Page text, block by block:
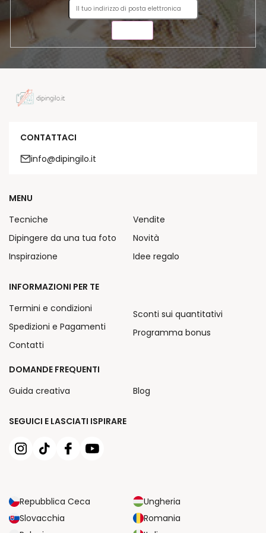
CONTATTACI
info@dipingilo.it
SEGUICI E LASCIATI ISPIRARE
Repubblica Ceca
Ungheria
Slovacchia
Romania
MENU
Tecniche
Dipingere da una tua foto
Inspirazione
Vendite
Novità
Idee regalo
INFORMAZIONI PER TE
Termini e condizioni
Spedizioni e Pagamenti
Contatti
Sconti sui quantitativi
Programma bonus
DOMANDE FREQUENTI
Guida creativa
Blog